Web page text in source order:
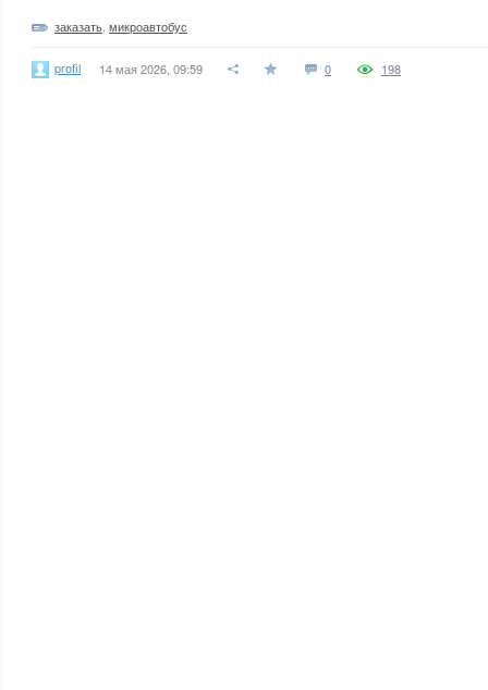
заказать микроавтобус
profil 14 мая 2026, 09:59 0 198